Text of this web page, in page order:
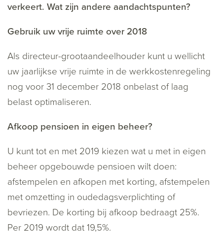
verkeert. Wat zijn andere aandachtspunten?
Gebruik uw vrije ruimte over 2018
Als directeur-grootaandeelhouder kunt u wellicht
uw jaarlijkse vrije ruimte in de werkkostenregeling
nog voor 31 december 2018 onbelast of laag
belast optimaliseren.
Afkoop pensioen in eigen beheer?
U kunt tot en met 2019 kiezen wat u met in eigen
beheer opgebouwde pensioen wilt doen:
afstempelen en afkopen met korting, afstempelen
met omzetting in oudedagsverplichting of
bevriezen. De korting bij afkoop bedraagt 25%.
Per 2019 wordt dat 19,5%.